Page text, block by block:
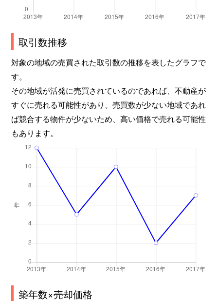
取引数推移
対象の地域の売買された取引数の推移を表したグラフで
す。
その地域が活発に売買されているのであれば、不動産が
すぐに売れる可能性があり、売買数が少ない地域であれ
ば競合する物件が少ないため、高い価格で売れる可能性
もあります。
築年数×売却価格